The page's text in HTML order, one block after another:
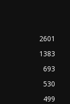
2601
1383
693
530
499